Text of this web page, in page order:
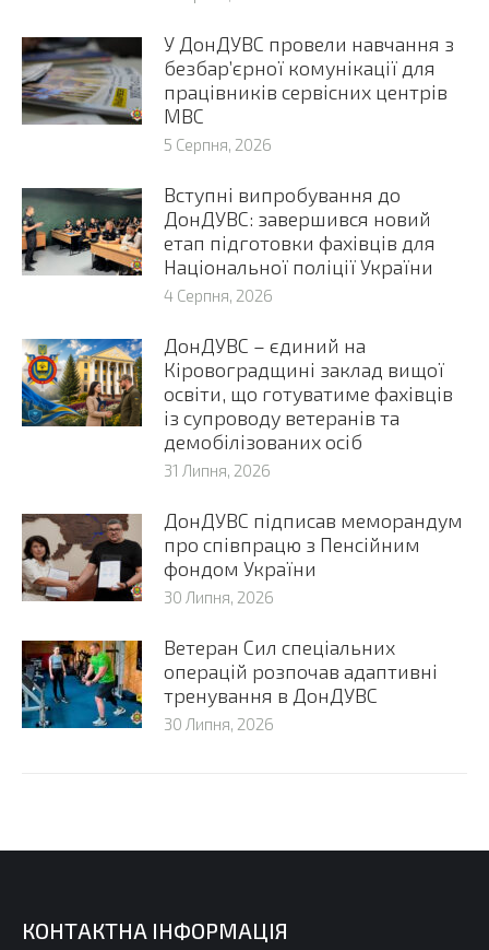
У ДонДУВС провели навчання з
безбар’єрної комунікації для
працівників сервісних центрів
МВС
5 Серпня, 2026
Вступні випробування до
ДонДУВС: завершився новий
етап підготовки фахівців для
Національної поліції України
4 Серпня, 2026
ДонДУВС – єдиний на
Кіровоградщині заклад вищої
освіти, що готуватиме фахівців
із супроводу ветеранів та
демобілізованих осіб
31 Липня, 2026
ДонДУВС підписав меморандум
про співпрацю з Пенсійним
фондом України
30 Липня, 2026
Ветеран Сил спеціальних
операцій розпочав адаптивні
тренування в ДонДУВС
30 Липня, 2026
КОНТАКТНА ІНФОРМАЦІЯ